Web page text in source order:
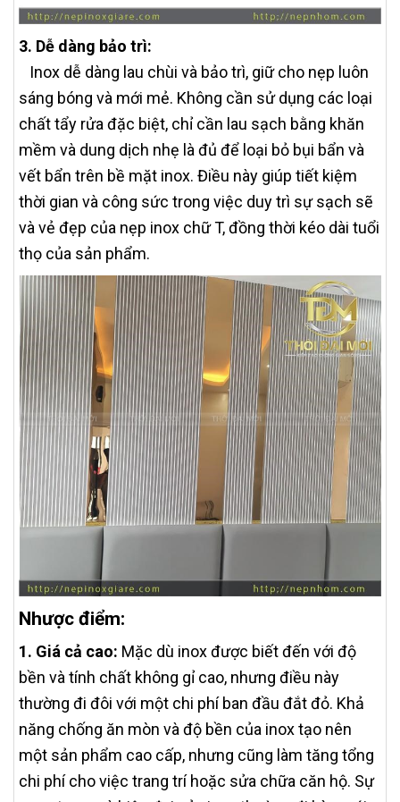
3. Dễ dàng bảo trì:
Inox dễ dàng lau chùi và bảo trì, giữ cho nẹp luôn
sáng bóng và mới mẻ. Không cần sử dụng các loại
chất tẩy rửa đặc biệt, chỉ cần lau sạch bằng khăn
mềm và dung dịch nhẹ là đủ để loại bỏ bụi bẩn và
vết bẩn trên bề mặt inox. Điều này giúp tiết kiệm
thời gian và công sức trong việc duy trì sự sạch sẽ
và vẻ đẹp của nẹp inox chữ T, đồng thời kéo dài tuổi
thọ của sản phẩm.
Nhược điểm:
1. Giá cả cao: Mặc dù inox được biết đến với độ
bền và tính chất không gỉ cao, nhưng điều này
thường đi đôi với một chi phí ban đầu đắt đỏ. Khả
năng chống ăn mòn và độ bền của inox tạo nên
một sản phẩm cao cấp, nhưng cũng làm tăng tổng
chi phí cho việc trang trí hoặc sửa chữa căn hộ. Sự